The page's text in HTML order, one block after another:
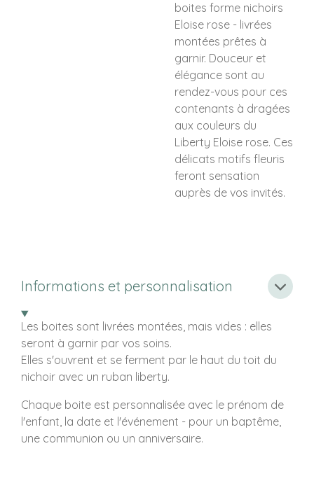
boites forme nichoirs
Eloise rose - livrées
montées prêtes à
garnir. Douceur et
élégance sont au
rendez-vous pour ces
contenants à dragées
aux couleurs du
Liberty Eloise rose. Ces
délicats motifs fleuris
feront sensation
auprès de vos invités.
Informations et personnalisation
Les boites sont livrées montées, mais vides : elles
seront à garnir par vos soins.
Elles s'ouvrent et se ferment par le haut du toit du
nichoir avec un ruban liberty.
Chaque boite est personnalisée avec le prénom de
l'enfant, la date et l'événement - pour un baptême,
une communion ou un anniversaire.